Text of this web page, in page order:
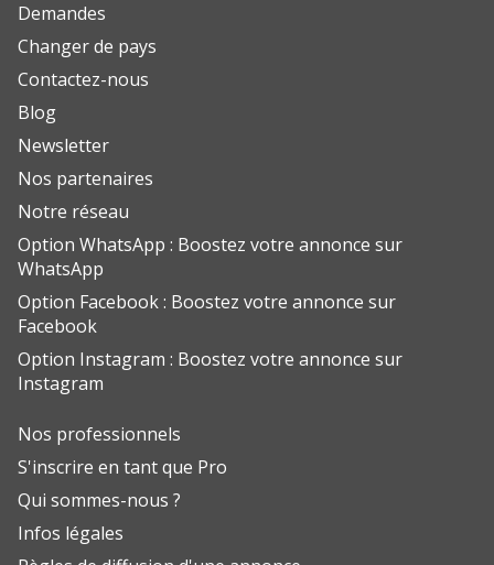
Demandes
Changer de pays
Contactez-nous
Blog
Newsletter
Nos partenaires
Notre réseau
Option WhatsApp : Boostez votre annonce sur
WhatsApp
Option Facebook : Boostez votre annonce sur
Facebook
Option Instagram : Boostez votre annonce sur
Instagram
Nos professionnels
S'inscrire en tant que Pro
Qui sommes-nous ?
Infos légales